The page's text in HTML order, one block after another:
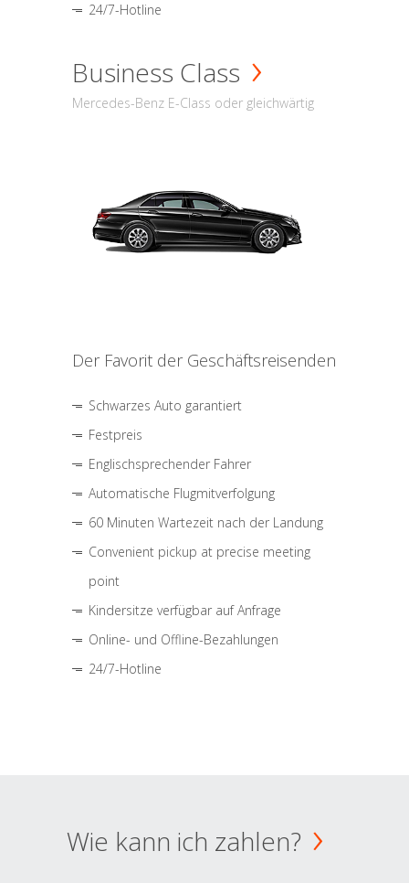
24/7-Hotline
Business Class
Mercedes-Benz E-Class oder gleichwärtig
Der Favorit der Geschäftsreisenden
Schwarzes Auto garantiert
Festpreis
Englischsprechender Fahrer
Automatische Flugmitverfolgung
60 Minuten Wartezeit nach der Landung
Convenient pickup at precise meeting
point
Kindersitze verfügbar auf Anfrage
Online- und Offline-Bezahlungen
24/7-Hotline
Wie kann ich zahlen?